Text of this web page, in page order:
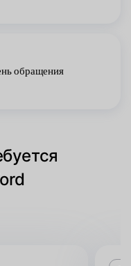
обращения